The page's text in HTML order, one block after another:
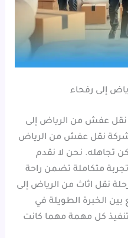
إلى رفحاء
عفش من الرياض إلى
شركة نقل عفش من الرياض
تجاهله. نحن لا نقدم
متكاملة تضمن راحة
نقل اثاث من الرياض إلى
الخبرة الطويلة في
تنفيذ كل مهمة مهما كانت